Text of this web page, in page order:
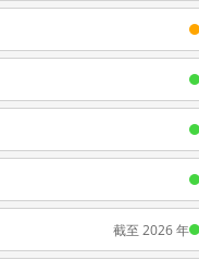
截至 2026 年